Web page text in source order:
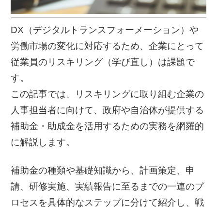
DX（デジタルトランスフォーメーション）や
労働市場の変化に対応するため、企業にとって
従業員のリスキリング（学び直し）は課題で
す。
この記事では、リスキリングに取り組む企業の
人事担当者に向けて、政府や自治体が提供する
補助金・助成金を活用するための実務を網羅的
に解説します。
補助金の種類や基礎知識から、計画策定、申
請、研修実施、実績報告に至るまでの一連のプ
ロセスを具体的なステップに分けて紹介し、戦